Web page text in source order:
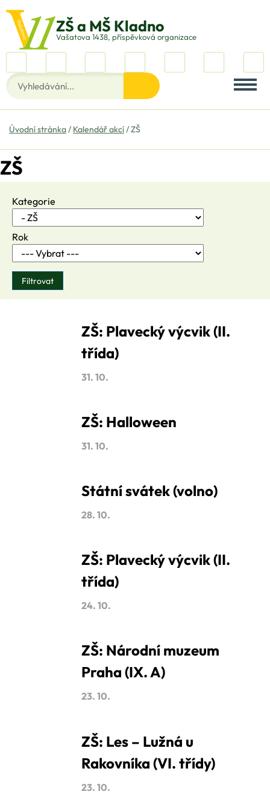
Vašatova 1438, příspěvková organizace
Úvodní stránka Kalendář akcí ZŠ
ZŠ
Kategorie
Rok
ZŠ: Plavecký výcvik (II.
třída)
31. 10.
ZŠ: Halloween
31. 10.
Státní svátek (volno)
28. 10.
ZŠ: Plavecký výcvik (II.
třída)
24. 10.
ZŠ: Národní muzeum
Praha (IX. A)
23. 10.
ZŠ: Les – Lužná u
Rakovníka (VI. třídy)
23. 10.